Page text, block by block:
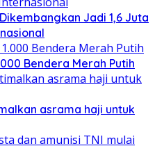
Jadi 1,6 Juta
Bendera Merah Putih
asrama haji untuk